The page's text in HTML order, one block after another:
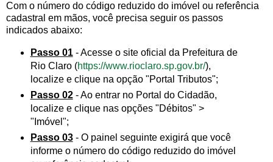
Com o número do código reduzido do imóvel ou referência
cadastral em mãos, você precisa seguir os passos
indicados abaixo:
Passo 01- Acesse o site oficial da Prefeitura de
Rio Claro (https://www.rioclaro.sp.gov.br/),
localize e clique na opção "Portal Tributos";
Passo 02- Ao entrar no Portal do Cidadão,
localize e clique nas opções "Débitos" >
"Imóvel";
Passo 03- O painel seguinte exigirá que você
informe o número do código reduzido do imóvel